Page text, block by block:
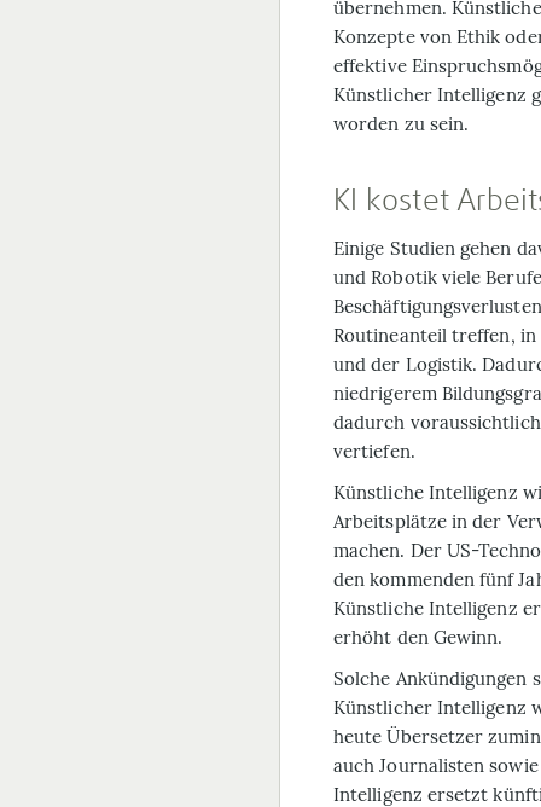
übernehmen.
Konzepte von Ethik
effektive
Künstlicher Intelligenz
worden zu sein.
KI kostet
Einige Studien gehen
und Robotik viele
Routineanteil treffen,
und der Logistik.
niedrigerem
dadurch
vertiefen.
Künstliche Intelligenz
Arbeitsplätze in der
machen. Der US-
den kommenden fünf
Künstliche Intelligenz
erhöht den Gewinn.
Solche Ankündigungen
Künstlicher Intelligenz
heute Übersetzer
auch Journalisten
Intelligenz ersetzt